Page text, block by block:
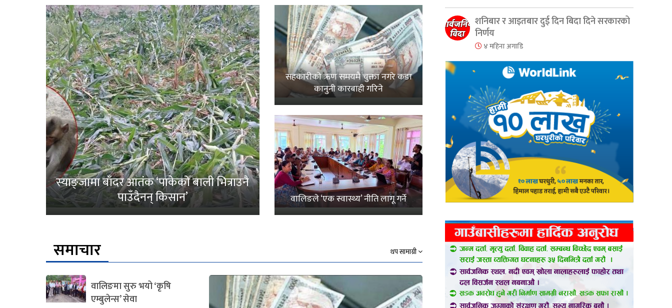
स्याङ्जामा बाँदर आतंक ‘पाकेको बाली भित्राउनै
पाउँदैनन् किसान’
सहकारीको ऋण समयमै चुक्ता नगरे कडा
कानुनी कारबाही गरिने
वालिङले ‘एक स्वास्थ्य’ नीति लागू गर्ने
समाचार थप सामाग्री
वालिङमा सुरु भयो ‘कृषि
एम्बुलेन्स’ सेवा
शनिबार र आइतबार दुई दिन बिदा दिने सरकारको
निर्णय
४ महिना अगाडि